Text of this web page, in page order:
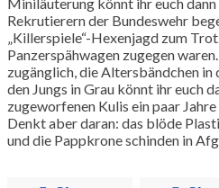
Rekrutierern der Bundeswehr
„Killerspiele“-Hexenjagd zum
Panzerspähwagen zugegen
zugänglich, die Altersbändchen
den Jungs in Grau könnt ihr euch
zugeworfenen Kulis ein paar
Denkt aber daran: das blöde
und die Pappkrone schinden in